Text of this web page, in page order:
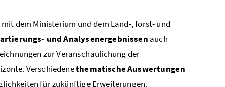
dem Ministerium und dem Land-, forst- und
und Analysenergebnissen auch
zur Veranschaulichung der
Verschiedenethematische Auswertungen
für zukünftige Erweiterungen.